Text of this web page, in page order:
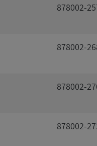
878002-
878002-
878002-
878002-